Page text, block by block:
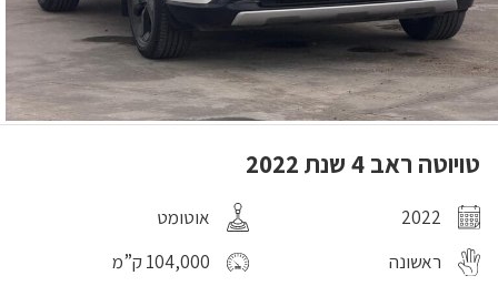
טויוטה ראב 4 שנת 2022
2022
אוטומט
ראשונה
104,000 ק”מ